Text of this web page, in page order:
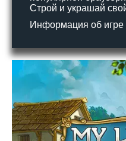
Строй и украшай
Информация об игре